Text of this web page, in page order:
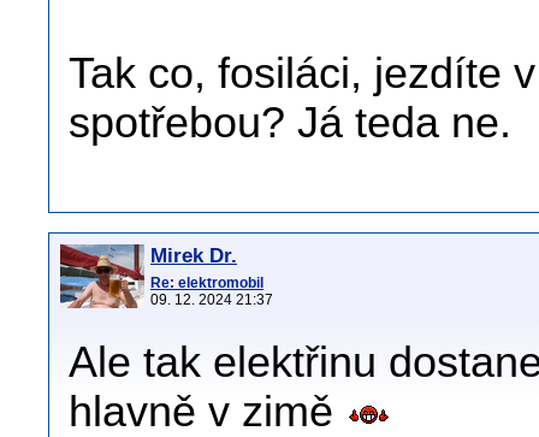
Tak co, fosiláci, jezdíte
spotřebou? Já teda ne.
Mirek Dr.
Re: elektromobil
09. 12. 2024 21:37
Ale tak elektřinu
hlavně v zimě